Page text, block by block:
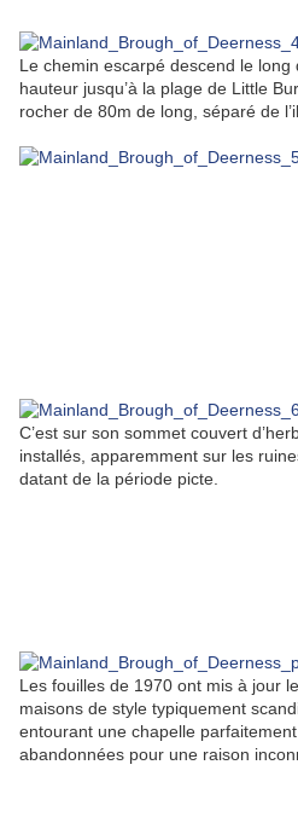
Le chemin escarpé descend le long
hauteur jusqu’à la plage de Little
rocher de 80m de long, séparé de
C’est sur son sommet couvert
installés, apparemment sur les
datant de la période picte.
Les fouilles de 1970 ont mis à jour
maisons de style typiquement
entourant une chapelle
abandonnées pour une raison